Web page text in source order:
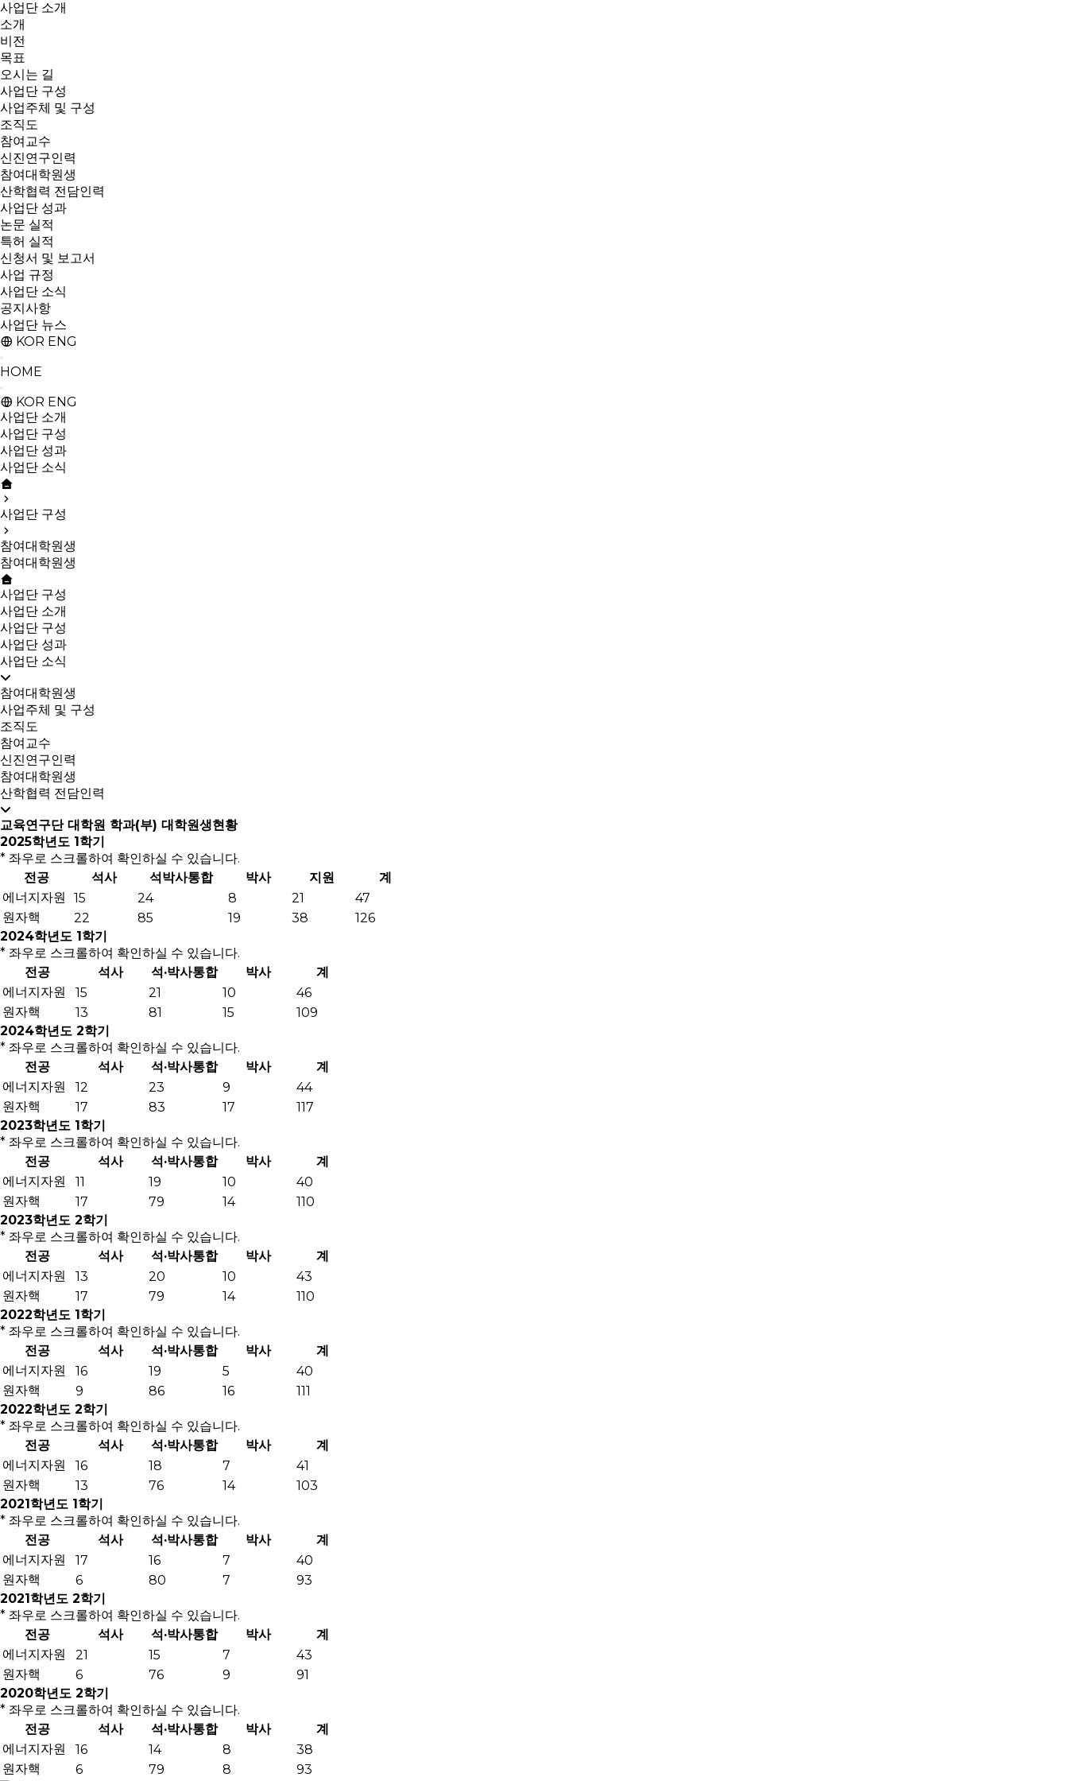
사업단 소개
소개
비전
목표
오시는 길
사업단 구성
사업주체 및 구성
조직도
참여교수
신진연구인력
참여대학원생
산학협력 전담인력
사업단 성과
논문 실적
특허 실적
신청서 및 보고서
사업 규정
사업단 소식
공지사항
사업단 뉴스
KOR ENG
HOME
KOR ENG
사업단 소개
사업단 구성
사업단 성과
사업단 소식
사업단 구성
참여대학원생
참여대학원생
사업단 구성
사업단 소개
사업단 구성
사업단 성과
사업단 소식
참여대학원생
사업주체 및 구성
조직도
참여교수
신진연구인력
참여대학원생
산학협력 전담인력
교육연구단 대학원 학과(부) 대학원생현황
2025학년도 1학기
* 좌우로 스크롤하여 확인하실 수 있습니다.
전공
석사 석박사통합 박사 지원
계
에너지자원
15 24 8 21
47
원자핵
22 85 19 38
126
2024학년도 1학기
* 좌우로 스크롤하여 확인하실 수 있습니다.
전공
석사 석·박사통합 박사
계
에너지자원
15 21 10
46
원자핵
13 81 15
109
2024학년도 2학기
* 좌우로 스크롤하여 확인하실 수 있습니다.
전공
석사 석·박사통합 박사
계
에너지자원
12 23 9
44
원자핵
17 83 17
117
2023학년도 1학기
* 좌우로 스크롤하여 확인하실 수 있습니다.
전공
석사 석·박사통합 박사
계
에너지자원
11 19 10
40
원자핵
17 79 14
110
2023학년도 2학기
* 좌우로 스크롤하여 확인하실 수 있습니다.
전공
석사 석·박사통합 박사
계
에너지자원
13 20 10
43
원자핵
17 79 14
110
2022학년도 1학기
* 좌우로 스크롤하여 확인하실 수 있습니다.
전공
석사 석·박사통합 박사
계
에너지자원
16 19 5
40
원자핵
9 86 16
111
2022학년도 2학기
* 좌우로 스크롤하여 확인하실 수 있습니다.
전공
석사 석·박사통합 박사
계
에너지자원
16 18 7
41
원자핵
13 76 14
103
2021학년도 1학기
* 좌우로 스크롤하여 확인하실 수 있습니다.
전공
석사 석·박사통합 박사
계
에너지자원
17 16 7
40
원자핵
6 80 7
93
2021학년도 2학기
* 좌우로 스크롤하여 확인하실 수 있습니다.
전공
석사 석·박사통합 박사
계
에너지자원
21 15 7
43
원자핵
6 76 9
91
2020학년도 2학기
* 좌우로 스크롤하여 확인하실 수 있습니다.
전공
석사 석·박사통합 박사
계
에너지자원
16 14 8
38
원자핵
6 79 8 93